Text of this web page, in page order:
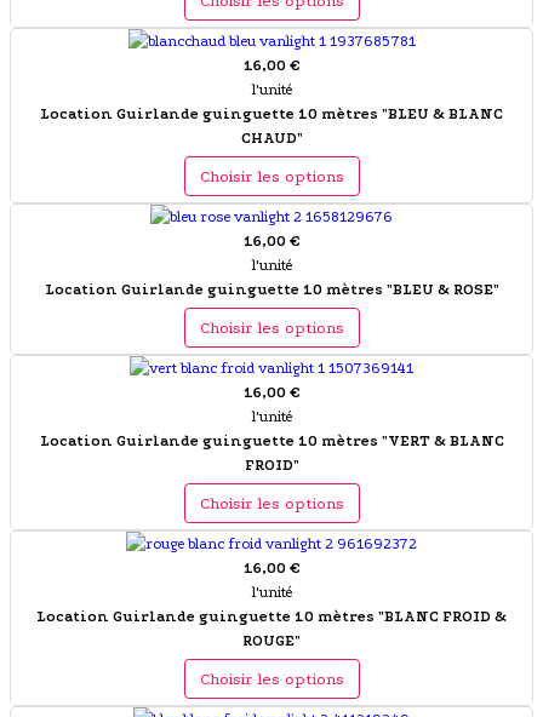
16,00 €
l'unité
Location Guirlande guinguette 10 mètres "BLEU & BLANC
CHAUD"
Choisir les options
16,00 €
l'unité
Location Guirlande guinguette 10 mètres "BLEU & ROSE"
Choisir les options
16,00 €
l'unité
Location Guirlande guinguette 10 mètres "VERT & BLANC
FROID"
Choisir les options
16,00 €
l'unité
Location Guirlande guinguette 10 mètres "BLANC FROID &
ROUGE"
Choisir les options